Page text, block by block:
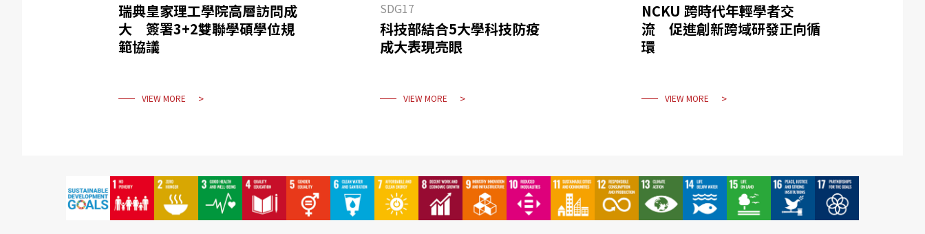
瑞典皇家理工學院高層訪問成
大 簽署3+2雙聯學碩學位規
範協議
VIEW MORE
SDG17
科技部結合5大學科技防疫
成大表現亮眼
VIEW MORE
NCKU 跨時代年輕學者交
流 促進創新跨域研發正向循
環
VIEW MORE